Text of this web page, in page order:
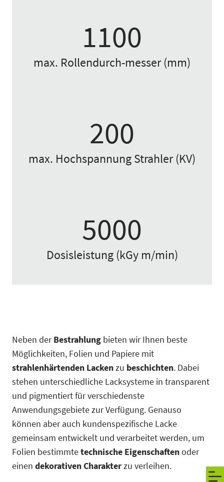
1100
max. Rollendurch-messer (mm)
200
max. Hochspannung Strahler (KV)
5000
Dosisleistung (kGy m/min)
Neben derBestrahlung bieten wir Ihnen beste
Möglichkeiten, Folien und Papiere mit
strahlenhärtenden Lackenzu beschichten. Dabei
stehen unterschiedliche Lacksysteme in transparent
und pigmentiert für verschiedenste
Anwendungsgebiete zur Verfügung. Genauso
können aber auch kundenspezifische Lacke
gemeinsam entwickelt und verarbeitet werden, um
Folien bestimmtetechnische Eigenschaftenoder
einen dekorativen Charakterzu verleihen.